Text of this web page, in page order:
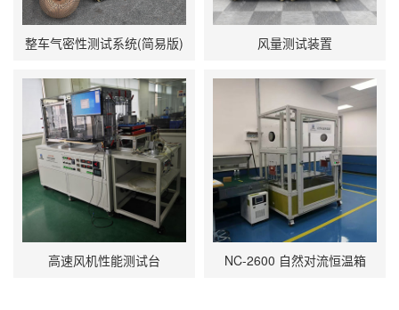
整车气密性测试系统(简易版) 风量测试装置
高速风机性能测试台 NC-2600 自然对流恒温箱